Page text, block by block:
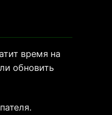
время на
обновить